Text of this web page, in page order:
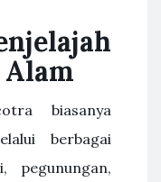
Alam
biasanya
berbagai
pegunungan,